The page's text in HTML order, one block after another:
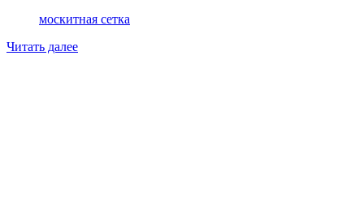
москитная сетка
Читать далее